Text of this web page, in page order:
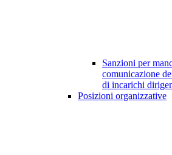
Sanzioni per
comunicazione
di incarichi
Posizioni organizzative